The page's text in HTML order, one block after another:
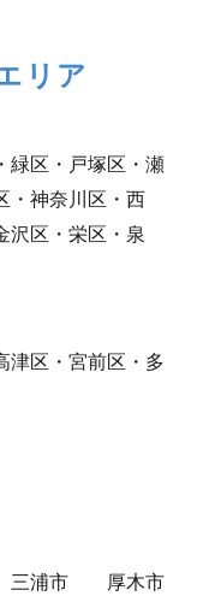
リア
緑区・戸塚区・瀬
・神奈川区・西
沢区・栄区・泉
津区・宮前区・多
三浦市 厚木市